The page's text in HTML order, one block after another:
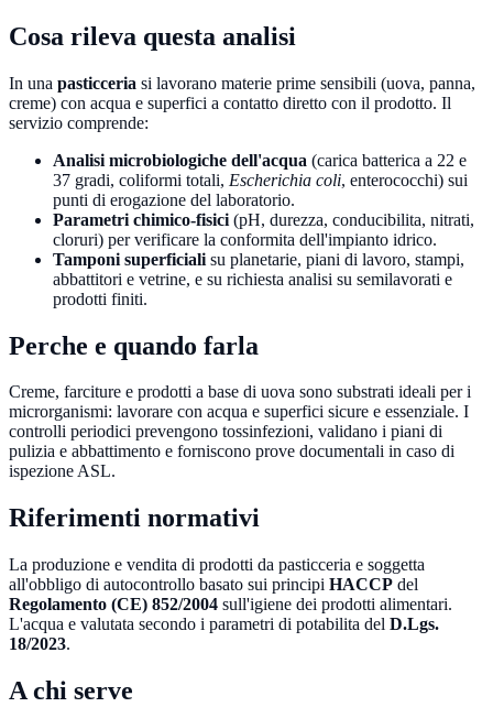
Cosa rileva questa analisi
In una pasticceria si lavorano materie prime sensibili (uova, panna,
creme) con acqua e superfici a contatto diretto con il prodotto. Il
servizio comprende:
Analisi microbiologiche dell'acqua (carica batterica a 22 e
37 gradi, coliformi totali, Escherichia coli, enterococchi) sui
punti di erogazione del laboratorio.
Parametri chimico-fisici (pH, durezza, conducibilita, nitrati,
cloruri) per verificare la conformita dell'impianto idrico.
Tamponi superficiali su planetarie, piani di lavoro, stampi,
abbattitori e vetrine, e su richiesta analisi su semilavorati e
prodotti finiti.
Perche e quando farla
Creme, farciture e prodotti a base di uova sono substrati ideali per i
microrganismi: lavorare con acqua e superfici sicure e essenziale. I
controlli periodici prevengono tossinfezioni, validano i piani di
pulizia e abbattimento e forniscono prove documentali in caso di
ispezione ASL.
Riferimenti normativi
La produzione e vendita di prodotti da pasticceria e soggetta
all'obbligo di autocontrollo basato sui principi HACCP del
Regolamento (CE) 852/2004 sull'igiene dei prodotti alimentari.
L'acqua e valutata secondo i parametri di potabilita del D.Lgs.
18/2023.
A chi serve